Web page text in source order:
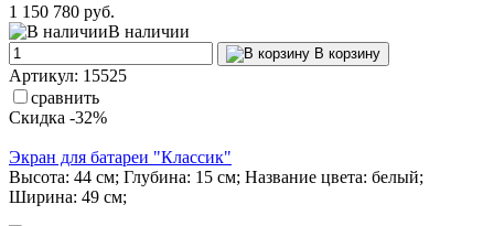
1 150 780 руб.
В наличии
В корзину
Артикул: 15525
сравнить
Скидка -32%
Экран для батареи "Классик"
Высота: 44 см; Глубина: 15 см; Название цвета: белый;
Ширина: 49 см;